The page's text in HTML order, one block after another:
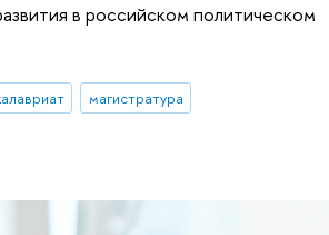
в российском политическом
магистратура